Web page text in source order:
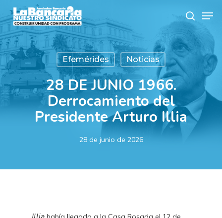
main
content
search
Efemérides Noticias
28 DE JUNIO 1966.
Derrocamiento del
Presidente Arturo Illia
28 de junio de 2026